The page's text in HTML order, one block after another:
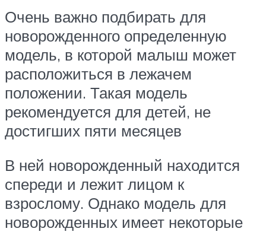
Очень важно подбирать для
новорожденного определенную
модель, в которой малыш может
расположиться в лежачем
положении. Такая модель
рекомендуется для детей, не
достигших пяти месяцев
В ней новорожденный находится
спереди и лежит лицом к
взрослому. Однако модель для
новорожденных имеет некоторые